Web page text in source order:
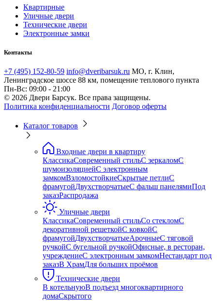
Квартирные
Уличные двери
Технические двери
Электронные замки
Контакты
+7 (495) 152-80-59 info@dveribarsuk.ru МО, г. Клин,
Ленинградское шоссе 88 км, помещение теплового пункта
Пн-Вс: 09:00 - 21:00
© 2026 Двери Барсук. Все права защищены.
Политика конфиденциальности Договор оферты
Каталог товаров
Входные двери в квартиру
КлассикаСовременный стильС зеркаломС
шумоизоляциейС электронным
замкомВзломостойкиеСкрытые петлиС
фрамугойДвухстворчатыеС фальш панелямиПод
заказРаспродажа
Уличные двери
КлассикаСовременный стильСо стекломС
декоративной решеткойС ковкойС
фрамугойДвухстворчатыеАрочныеС тяговой
ручкойС бугельной ручкойОфисные, в ресторан,
учреждениеС электронным замкомНестандарт под
заказВ ХрамДля больших проёмов
Технические двери
В котельнуюВ подъезд многоквартирного
домаСкрытого